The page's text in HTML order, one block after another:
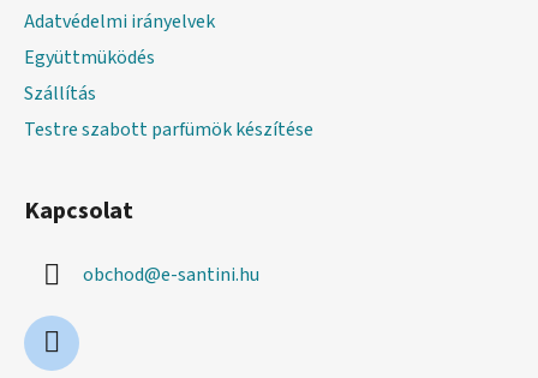
Adatvédelmi irányelvek
Együttmüködés
Szállítás
Testre szabott parfümök készítése
Kapcsolat
obchod@e-santini.hu